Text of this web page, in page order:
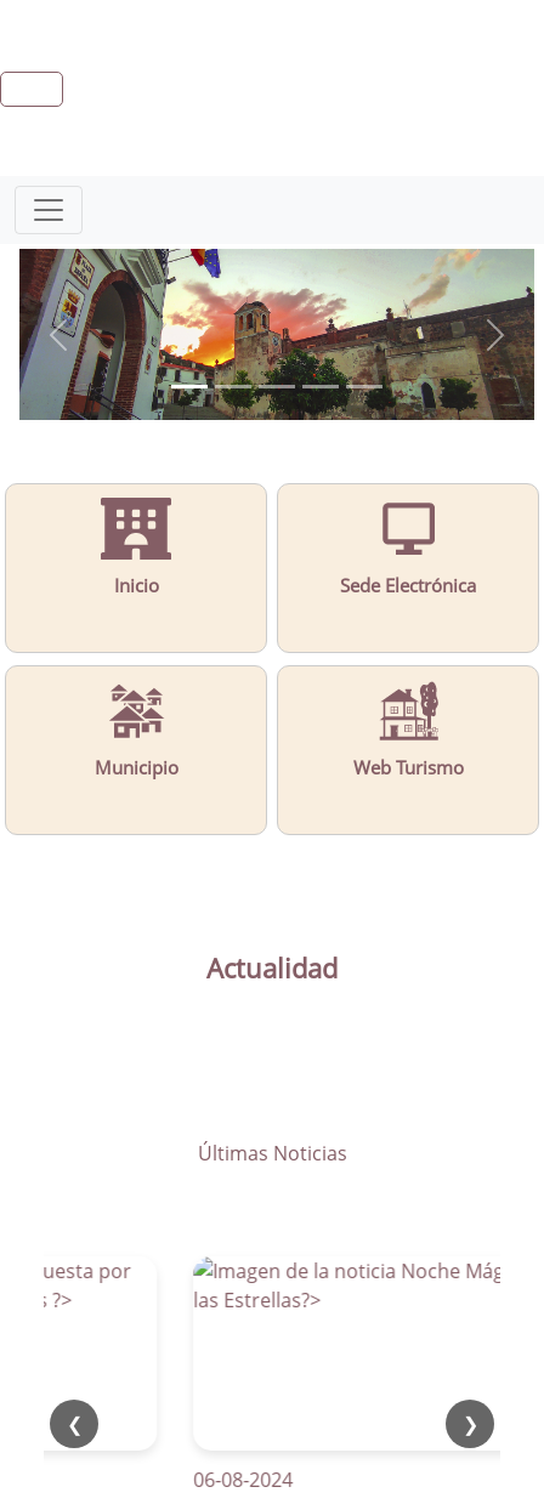
Inicio Sede Electrónica
Municipio Web Turismo
Actualidad
Últimas Noticias
❮ ❯
06-08-2024